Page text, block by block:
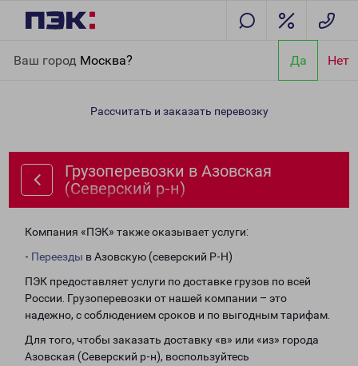
Ваш город Москва? Да Нет
р-н)
Рассчитать и заказать перевозку
Грузоперевозки в Азовская
(Северский р-н)
Компания «ПЭК» также оказывает услуги:
- Переезды в Азовскую (северский Р-Н)
ПЭК предоставляет услуги по доставке грузов по всей
России. Грузоперевозки от нашей компании – это
надежно, с соблюдением сроков и по выгодным тарифам.
Для того, чтобы заказать доставку «в» или «из» города
Азовская (Северский р-н), воспользуйтесь